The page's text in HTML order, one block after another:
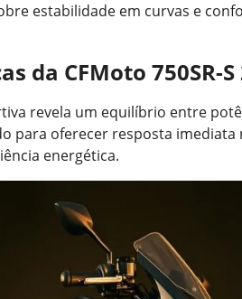
estabilidade em curvas e
da CFMoto 750SR-S
revela um equilíbrio entre
para oferecer resposta imediata
energética.